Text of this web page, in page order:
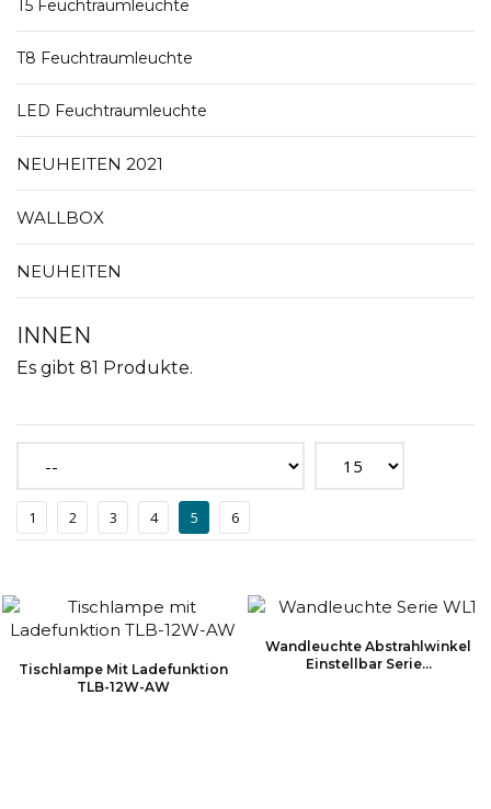
T5 Feuchtraumleuchte
T8 Feuchtraumleuchte
LED Feuchtraumleuchte
NEUHEITEN 2021
WALLBOX
NEUHEITEN
INNEN
Es gibt 81 Produkte.
1 2 3 4 5 6
Tischlampe Mit Ladefunktion
TLB-12W-AW
Wandleuchte Abstrahlwinkel
Einstellbar Serie...